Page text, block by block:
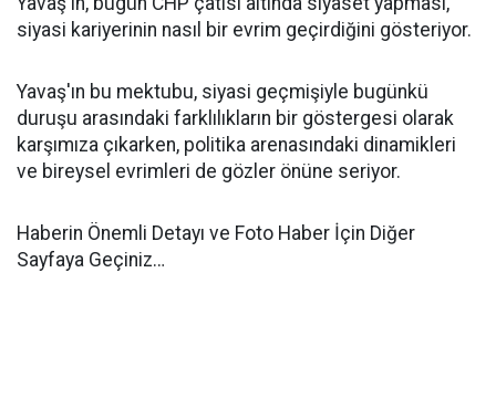
siyasi kariyerinin nasıl bir evrim geçirdiğini gösteriyor.
Yavaş'ın bu mektubu, siyasi geçmişiyle bugünkü
duruşu arasındaki farklılıkların bir göstergesi olarak
karşımıza çıkarken, politika arenasındaki dinamikleri
ve bireysel evrimleri de gözler önüne seriyor.
Haberin Önemli Detayı ve Foto Haber İçin Diğer
Sayfaya Geçiniz…